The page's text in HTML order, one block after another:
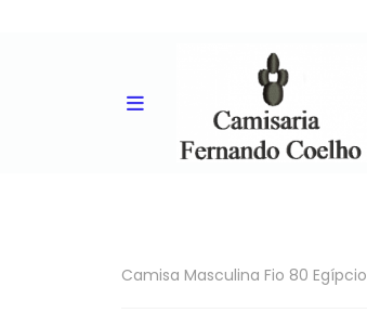
Camisa Masculina Fio 80 Egípcio